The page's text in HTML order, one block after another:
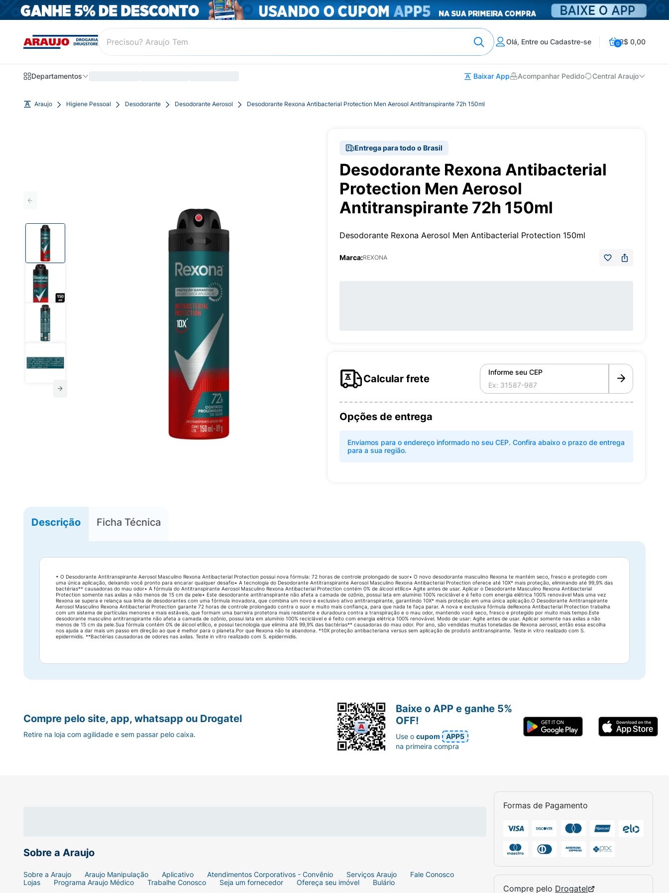
Olá, Entre ou Cadastre-se 0R$ 0,00
Departamentos Baixar App Acompanhar Pedido Central Araujo
Araujo Higiene Pessoal Desodorante Desodorante Aerosol Desodorante Rexona Antibacterial Protection Men Aerosol Antitranspirante 72h 150ml
Entrega para todo o Brasil
Desodorante Rexona Antibacterial
Protection Men Aerosol
Antitranspirante 72h 150ml
Desodorante Rexona Aerosol Men Antibacterial Protection 150ml
Marca:REXONA
Calcular frete
Informe seu CEP
Opções de entrega
Enviamos para o endereço informado no seu CEP. Confira abaixo o prazo de entrega
para a sua região.
Descrição Ficha Técnica
• O Desodorante Antitranspirante Aerosol Masculino Rexona Antibacterial Protection possui nova fórmula: 72 horas de controle prolongado de suor• O novo desodorante masculino Rexona te mantém seco, fresco e protegido com
uma única aplicação, deixando você pronto para encarar qualquer desafio• A tecnologia do Desodorante Antitranspirante Aerosol Masculino Rexona Antibacterial Protection oferece até 10X* mais proteção, eliminando até 99,9% das
bactérias** causadoras do mau odor• A fórmula do Antitranspirante Aerosol Masculino Rexona Antibacterial Protection contém 0% de álcool etílico• Agite antes de usar. Aplicar o Desodorante Masculino Rexona Antibacterial
Protection somente nas axilas a não menos de 15 cm da pele• Este desodorante antitranspirante não afeta a camada de ozônio, possui lata em alumínio 100% reciclável e é feito com energia elétrica 100% renovável Mais uma vez
Rexona se supera e relança sua linha de desodorantes com uma fórmula inovadora, que combina um novo e exclusivo ativo antitranspirante, garantindo 10X* mais proteção em uma única aplicação.O Desodorante Antitranspirante
Aerosol Masculino Rexona Antibacterial Protection garante 72 horas de controle prolongado contra o suor e muito mais confiança, para que nada te faça parar. A nova e exclusiva fórmula deRexona Antibacterial Protection trabalha
com um sistema de partículas menores e mais estáveis, que formam uma barreira protetora mais resistente e duradoura contra a transpiração e o mau odor, mantendo você seco, fresco e protegido por muito mais tempo.Este
desodorante masculino antitranspirante não afeta a camada de ozônio, possui lata em alumínio 100% reciclável e é feito com energia elétrica 100% renovável. Modo de usar: Agite antes de usar. Aplicar somente nas axilas a não
menos de 15 cm da pele.Sua fórmula contém 0% de álcool etílico, e possui tecnologia que elimina até 99,9% das bactérias** causadoras do mau odor. Por ano, são vendidas muitas toneladas de Rexona aerosol, então essa escolha
nos ajuda a dar mais um passo em direção ao que é melhor para o planeta.Por que Rexona não te abandona. *10X proteção antibacteriana versus sem aplicação de produto antitranspirante. Teste in vitro realizado com S.
epidermidis. **Bactérias causadoras de odores nas axilas. Teste in vitro realizado com S. epidermidis.
Sobre a Araujo
Sobre a Araujo Araujo Manipulação Aplicativo Atendimentos Corporativos - Convênio Serviços Araujo
Fale Conosco
Lojas
Programa Araujo Médico Trabalhe Conosco Seja um fornecedor Ofereça seu imóvel Bulário
Formas de Pagamento
Compre pelo Drogatel
Compre pelo site, app, whatsapp ou Drogatel
Retire na loja com agilidade e sem passar pelo caixa.
Baixe o APP e ganhe 5%
OFF!
Use ocupom
APP5
na primeira compra